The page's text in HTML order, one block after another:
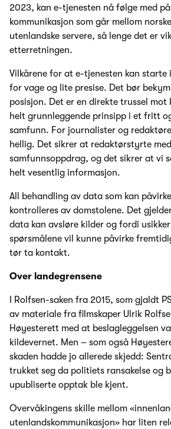
2023, kan e-tjenesten nå følge med
kommunikasjon som går mellom
utenlandske servere, så lenge det er
etterretningen.
Vilkårene for at e-tjenesten kan starte
for vage og lite presise. Det bør
posisjon. Det er en direkte trussel mot
helt grunnleggende prinsipp i et fritt
samfunn. For journalister og
hellig. Det sikrer at redaktørstyrte
samfunnsoppdrag, og det sikrer at vi
helt vesentlig informasjon.
All behandling av data som kan
kontrolleres av domstolene. Det
data kan avsløre kilder og fordi
spørsmålene vil kunne påvirke
tør ta kontakt.
Over landegrensene
I Rolfsen-saken fra 2015, som gjaldt
av materiale fra filmskaper Ulrik
Høyesterett med at beslagleggelsen
kildevernet. Men – som også
skaden hadde jo allerede skjedd:
trukket seg da politiets ransakelse og
upubliserte opptak ble kjent.
Overvåkingens skille mellom
utenlandskommunikasjon» har liten